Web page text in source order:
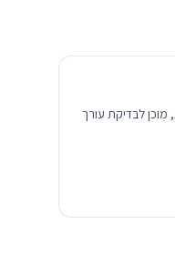
לבדיקת עורך